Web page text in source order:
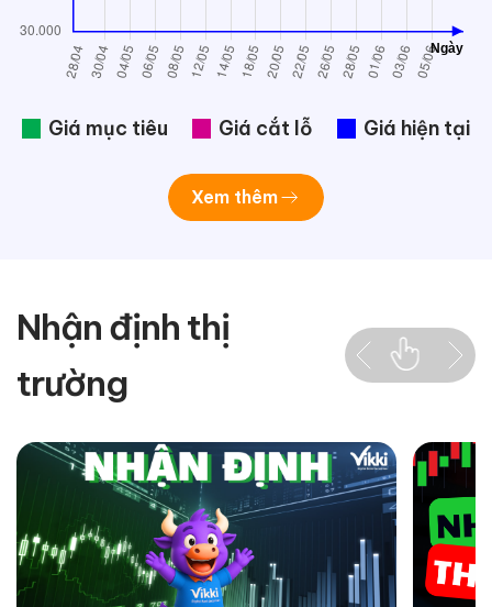
Giá mục tiêu Giá cắt lỗ Giá hiện tại
Xem thêm
Nhận định thị
trường